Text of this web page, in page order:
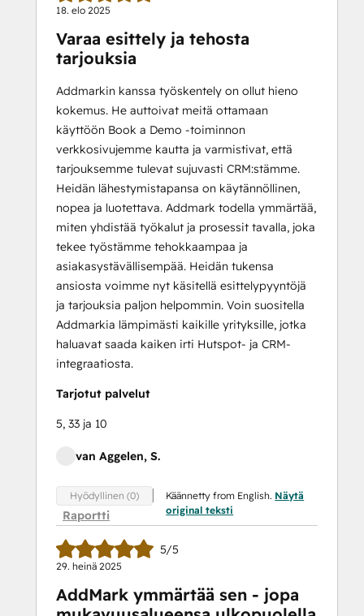
18. elo 2025
Varaa esittely ja tehosta
tarjouksia
Addmarkin kanssa työskentely on ollut hieno
kokemus. He auttoivat meitä ottamaan
käyttöön Book a Demo -toiminnon
verkkosivujemme kautta ja varmistivat, että
tarjouksemme tulevat sujuvasti CRM:stämme.
Heidän lähestymistapansa on käytännöllinen,
nopea ja luotettava. Addmark todella ymmärtää,
miten yhdistää työkalut ja prosessit tavalla, joka
tekee työstämme tehokkaampaa ja
asiakasystävällisempää. Heidän tukensa
ansiosta voimme nyt käsitellä esittelypyyntöjä
ja tarjouksia paljon helpommin. Voin suositella
Addmarkia lämpimästi kaikille yrityksille, jotka
haluavat saada kaiken irti Hutspot- ja CRM-
integraatiosta.
Tarjotut palvelut
5, 33 ja 10
van Aggelen, S.
Hyödyllinen (0)
Raportti
Käännetty from English. Näytä
original teksti
5/5
29. heinä 2025
AddMark ymmärtää sen - jopa